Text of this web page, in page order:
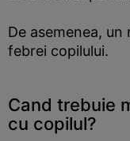
De asemenea,
febrei copilului.
Cand trebuie
cu copilul?